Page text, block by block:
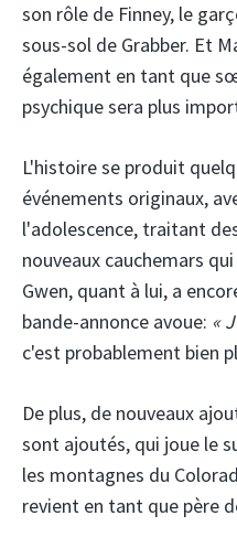
son rôle de Finney, le
sous-sol de Grabber. Et
également en tant que
psychique sera plus
L'histoire se produit
événements originaux,
l'adolescence, traitant
nouveaux cauchemars
Gwen, quant à lui, a
bande-annonce avoue: «
c'est probablement bien
De plus, de nouveaux
sont ajoutés, qui joue le
les montagnes du
revient en tant que père